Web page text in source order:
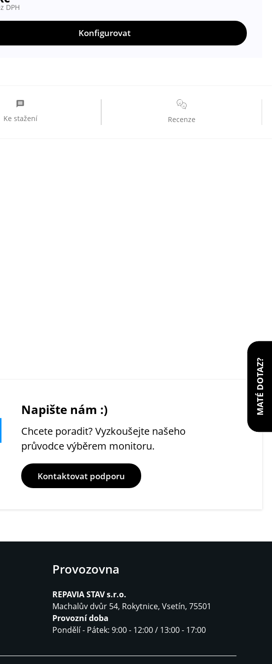
Konfigurovat
Ke stažení Recenze
Napište nám :)
Chcete poradit? Vyzkoušejte našeho
průvodce výběrem monitoru.
Kontaktovat podporu
Provozovna
REPAVIA STAV s.r.o.
Machalův dvůr 54, Rokytnice, Vsetín, 75501
Provozní doba
Pondělí - Pátek: 9:00 - 12:00 / 13:00 - 17:00
MATÉ DOTAZ?